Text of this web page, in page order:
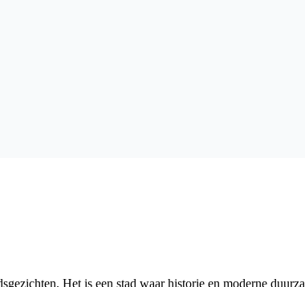
Het is een stad waar historie en moderne